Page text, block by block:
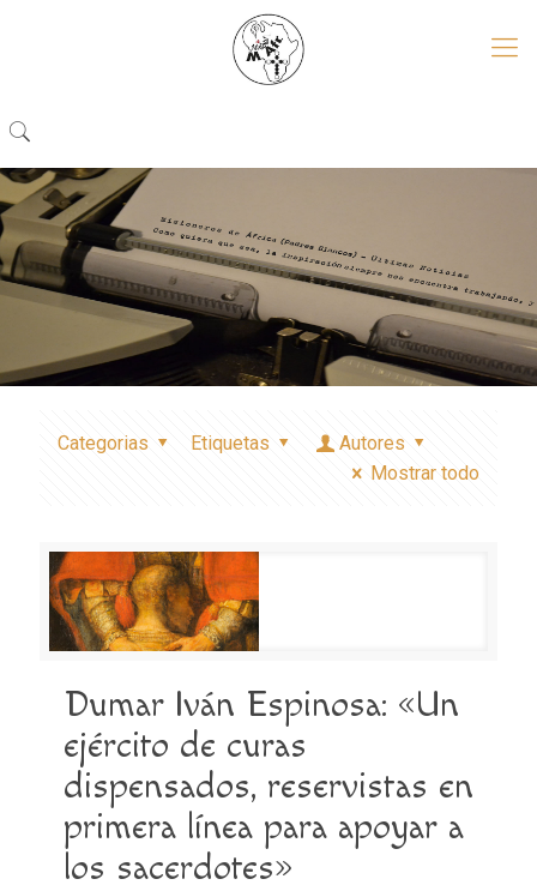
Categorias Etiquetas
Autores
Mostrar todo
Dumar Iván Espinosa: «Un
ejército de curas
dispensados, reservistas en
primera línea para apoyar a
los sacerdotes»